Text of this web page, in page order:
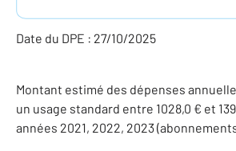
Date du DPE : 27/10/2025
Montant estimé des dépenses
un usage standard entre 1028,0 € et
années 2021, 2022, 2023